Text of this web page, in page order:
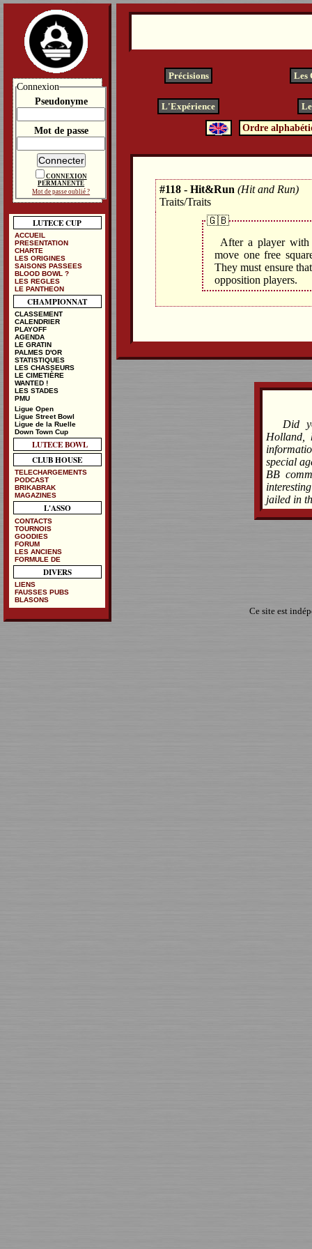
Précisions Les
L'Expérience
Ordre
#118 - Hit&Run (Hit and Run)
Traits/Traits
🇬🇧
After a player with
move one free
They must ensure
opposition players.
Did
Holland,
special
BB
jailed in
Ce site est
Connexion
Pseudonyme
Mot de passe
CONNEXION
PERMANENTE
Mot de passe oublié ?
LUTECE CUP
ACCUEIL
PRESENTATION
CHARTE
LES ORIGINES
SAISONS PASSEES
BLOOD BOWL ?
LES REGLES
LE PANTHEON
CHAMPIONNAT
CLASSEMENT
CALENDRIER
PLAYOFF
AGENDA
LE GRATIN
PALMES D'OR
STATISTIQUES
LES CHASSEURS
LE CIMETIÈRE
WANTED !
LES STADES
PMU
Ligue Open
Ligue Street Bowl
Ligue de la Ruelle
Down Town Cup
LUTECE BOWL
CLUB HOUSE
TELECHARGEMENTS
PODCAST
BRIKABRAK
MAGAZINES
L'ASSO
CONTACTS
TOURNOIS
GOODIES
FORUM
LES ANCIENS
FORMULE DE
DIVERS
LIENS
FAUSSES PUBS
BLASONS